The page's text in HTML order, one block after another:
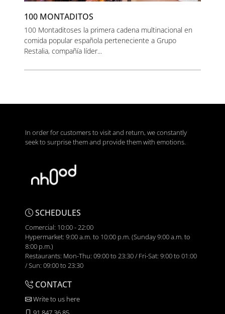
100 MONTADITOS
100 Montaditoses la primera cadena multinacional en
comida popular española perteneciente a Grupo
Restalia, compañía líder...
In order for customers to visit and return, we constantly
seek to surprise them and provide them with emotions.
SCHEDULES
Comercial: 10:00 - 22:00
Hypermarket: 9:00 a.m. to 10:00 p.m. (Sunday 9:00 a.m. to
8:00 p.m.)
Restaurants: Mon-Thu: 09:00 to 23:30 / Fri-Sat: 9:00 to 01:00
/ Sun: 09:00 to 23:30
CONTACT
Write to us here